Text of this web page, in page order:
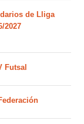
de Lliga
2027
Futsal